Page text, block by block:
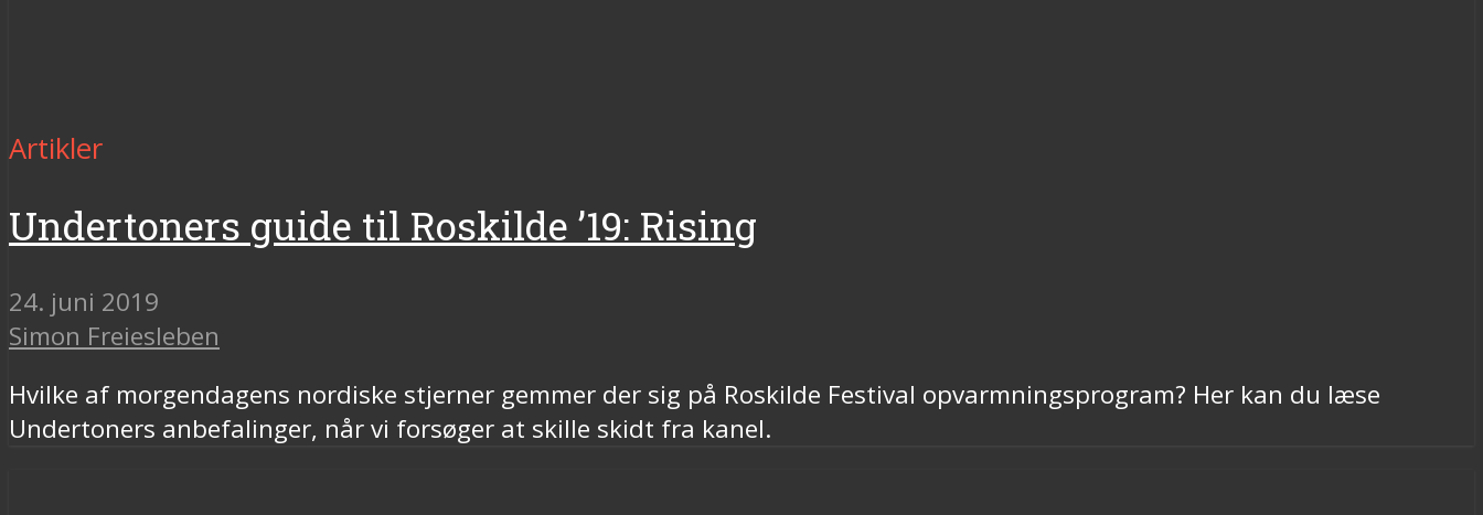
Artikler
Undertoners guide til Roskilde ’19: Rising
24. juni 2019
Simon Freiesleben
Hvilke af morgendagens nordiske stjerner gemmer der sig på Roskilde Festival opvarmningsprogram? Her kan du læse
Undertoners anbefalinger, når vi forsøger at skille skidt fra kanel.